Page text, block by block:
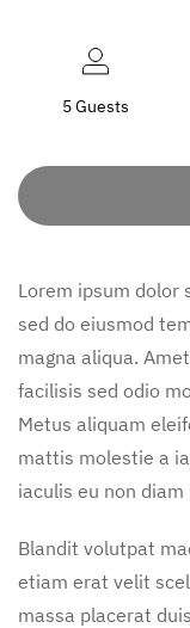
5 Guests
Lorem ipsum dolor
sed do eiusmod
magna aliqua.
facilisis sed odio
Metus aliquam
mattis molestie a
iaculis eu non
Blandit volutpat
etiam erat velit
massa placerat